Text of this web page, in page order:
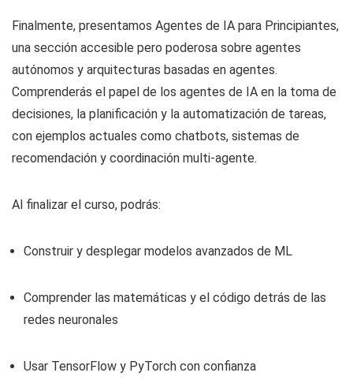
Finalmente, presentamos Agentes de IA para Principiantes,
una sección accesible pero poderosa sobre agentes
autónomos y arquitecturas basadas en agentes.
Comprenderás el papel de los agentes de IA en la toma de
decisiones, la planificación y la automatización de tareas,
con ejemplos actuales como chatbots, sistemas de
recomendación y coordinación multi-agente.
Al finalizar el curso, podrás:
Construir y desplegar modelos avanzados de ML
Comprender las matemáticas y el código detrás de las
redes neuronales
Usar TensorFlow y PyTorch con confianza